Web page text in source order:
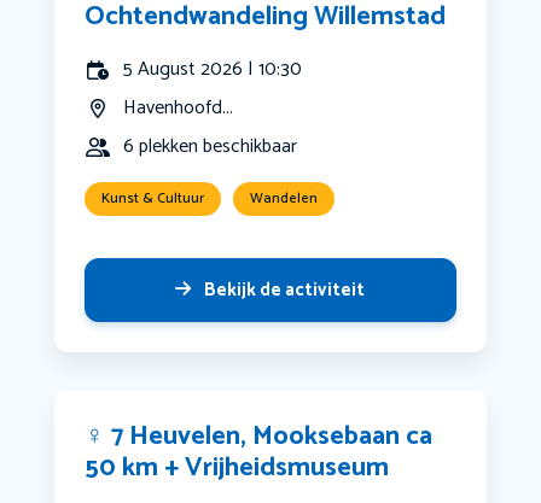
Ochtendwandeling Willemstad
5 August 2026 | 10:30
Havenhoofd...
6 plekken beschikbaar
Kunst & Cultuur Wandelen
Bekijk de activiteit
‍♀️ 7 Heuvelen, Mooksebaan ca
50 km + Vrijheidsmuseum